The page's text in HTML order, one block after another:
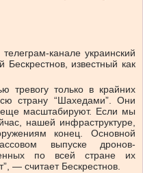
канале украинский
известный как
тревогу только в крайних
страну “Шахедами”. Они
еще масштабируют. Если мы
нашей инфраструктуре,
конец. Основной
выпуске дронов-
по всей стране их
— считает Бескрестнов.